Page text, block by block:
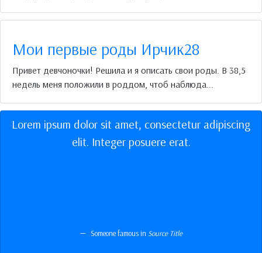
Мои первые роды Ирчик28
Привет девчоночки! Решила и я описать свои роды. В 38,5
недель меня положили в роддом, чтоб наблюда...
Lorem ipsum dolor sit amet, consectetur adipiscing
elit. Integer posuere erat.
Someone famous in Source Title